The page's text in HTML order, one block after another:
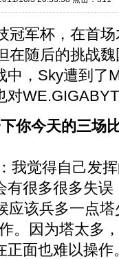
冠军杯，在首
在随后的挑战
中，Sky遭到了
对
你今天的三场
觉得自己发挥
有很多很多失
应该兵多一点
。因为塔太多
面也难以操